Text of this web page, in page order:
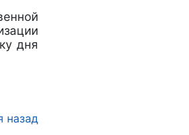
дня
назад